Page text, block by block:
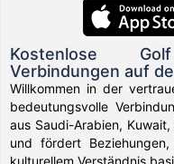
Kostenlose
Verbindungen auf
Willkommen in der
bedeutungsvolle
aus Saudi-Arabien,
und fördert
kulturellem Verständnis